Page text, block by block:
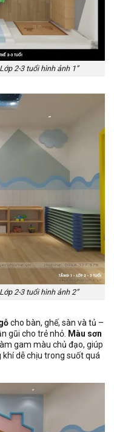
2-3 tuổi hình ảnh 1”
2-3 tuổi hình ảnh 2”
cho bàn, ghế, sàn và tủ –
gũi cho trẻ nhỏ. Màu sơn
gam màu chủ đạo, giúp
dễ chịu trong suốt quá